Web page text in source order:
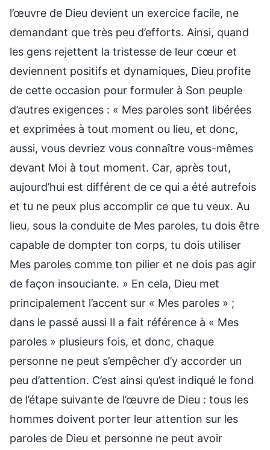
l’œuvre de Dieu devient un exercice facile, ne
demandant que très peu d’efforts. Ainsi, quand
les gens rejettent la tristesse de leur cœur et
deviennent positifs et dynamiques, Dieu profite
de cette occasion pour formuler à Son peuple
d’autres exigences : « Mes paroles sont libérées
et exprimées à tout moment ou lieu, et donc,
aussi, vous devriez vous connaître vous-mêmes
devant Moi à tout moment. Car, après tout,
aujourd’hui est différent de ce qui a été autrefois
et tu ne peux plus accomplir ce que tu veux. Au
lieu, sous la conduite de Mes paroles, tu dois être
capable de dompter ton corps, tu dois utiliser
Mes paroles comme ton pilier et ne dois pas agir
de façon insouciante. » En cela, Dieu met
principalement l’accent sur « Mes paroles » ;
dans le passé aussi Il a fait référence à « Mes
paroles » plusieurs fois, et donc, chaque
personne ne peut s’empêcher d’y accorder un
peu d’attention. C’est ainsi qu’est indiqué le fond
de l’étape suivante de l’œuvre de Dieu : tous les
hommes doivent porter leur attention sur les
paroles de Dieu et personne ne peut avoir